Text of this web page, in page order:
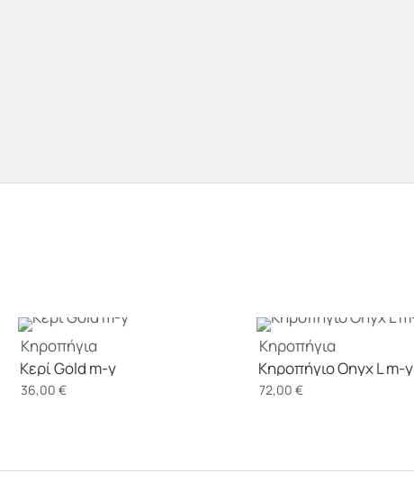
Κηροπήγια
Κερί Gold m-y
36,00 €
Κηροπήγια
Κηροπήγιο Onyx L m-y
72,00 €